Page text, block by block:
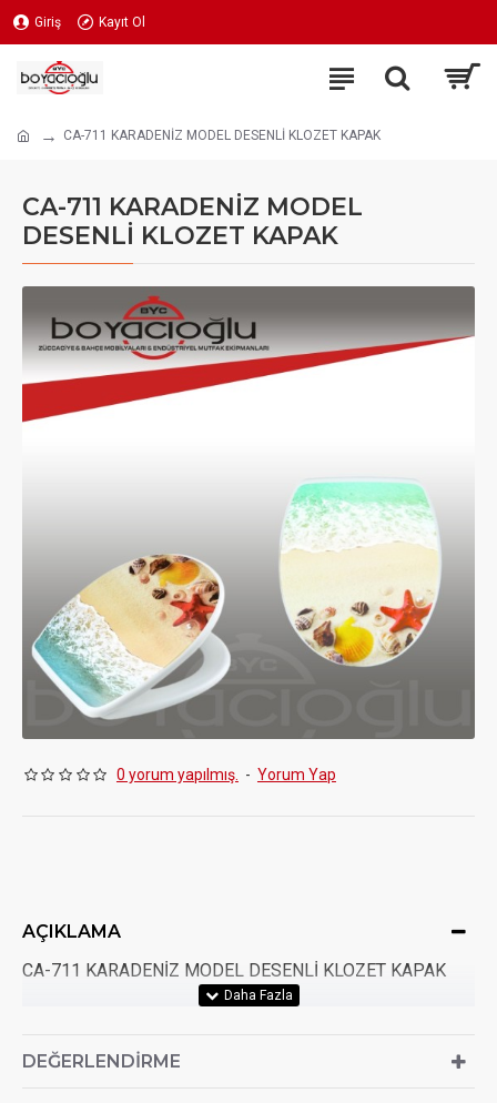
Giriş Kayıt Ol
CA-711 KARADENİZ MODEL DESENLİ KLOZET KAPAK
CA-711 KARADENİZ MODEL
DESENLİ KLOZET KAPAK
0 yorum yapılmış. - Yorum Yap
AÇIKLAMA
CA-711 KARADENİZ MODEL DESENLİ KLOZET KAPAK
DEĞERLENDIRME